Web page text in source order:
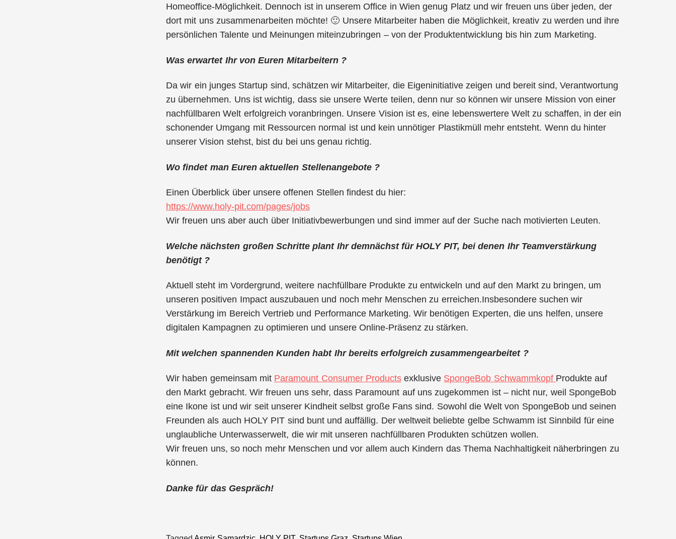
Homeoffice-Möglichkeit. Dennoch ist in unserem Office in Wien genug Platz und wir freuen uns über jeden, der
dort mit uns zusammenarbeiten möchte! 🙂 Unsere Mitarbeiter haben die Möglichkeit, kreativ zu werden und ihre
persönlichen Talente und Meinungen miteinzubringen – von der Produktentwicklung bis hin zum Marketing.
Was erwartet Ihr von Euren Mitarbeitern ?
Da wir ein junges Startup sind, schätzen wir Mitarbeiter, die Eigeninitiative zeigen und bereit sind, Verantwortung
zu übernehmen. Uns ist wichtig, dass sie unsere Werte teilen, denn nur so können wir unsere Mission von einer
nachfüllbaren Welt erfolgreich voranbringen. Unsere Vision ist es, eine lebenswertere Welt zu schaffen, in der ein
schonender Umgang mit Ressourcen normal ist und kein unnötiger Plastikmüll mehr entsteht. Wenn du hinter
unserer Vision stehst, bist du bei uns genau richtig.
Wo findet man Euren aktuellen Stellenangebote ?
Einen Überblick über unsere offenen Stellen findest du hier:
https://www.holy-pit.com/pages/jobs
Wir freuen uns aber auch über Initiativbewerbungen und sind immer auf der Suche nach motivierten Leuten.
Welche nächsten großen Schritte plant Ihr demnächst für HOLY PIT, bei denen Ihr Teamverstärkung
benötigt ?
Aktuell steht im Vordergrund, weitere nachfüllbare Produkte zu entwickeln und auf den Markt zu bringen, um
unseren positiven Impact auszubauen und noch mehr Menschen zu erreichen.Insbesondere suchen wir
Verstärkung im Bereich Vertrieb und Performance Marketing. Wir benötigen Experten, die uns helfen, unsere
digitalen Kampagnen zu optimieren und unsere Online-Präsenz zu stärken.
Mit welchen spannenden Kunden habt Ihr bereits erfolgreich zusammengearbeitet ?
Wir haben gemeinsam mit Paramount Consumer Productsexklusive SpongeBob Schwammkopf Produkte auf
den Markt gebracht. Wir freuen uns sehr, dass Paramount auf uns zugekommen ist – nicht nur, weil SpongeBob
eine Ikone ist und wir seit unserer Kindheit selbst große Fans sind. Sowohl die Welt von SpongeBob und seinen
Freunden als auch HOLY PIT sind bunt und auffällig. Der weltweit beliebte gelbe Schwamm ist Sinnbild für eine
unglaubliche Unterwasserwelt, die wir mit unseren nachfüllbaren Produkten schützen wollen.
Wir freuen uns, so noch mehr Menschen und vor allem auch Kindern das Thema Nachhaltigkeit näherbringen zu
können.
Danke für das Gespräch!